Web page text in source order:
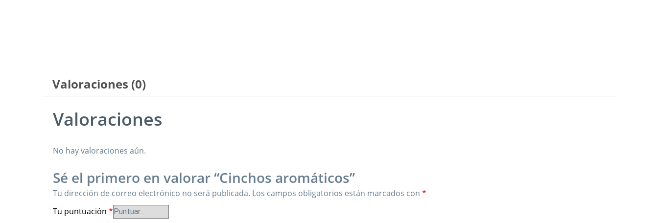
Valoraciones (0)
Valoraciones
No hay valoraciones aún.
Sé el primero en valorar “Cinchos aromáticos”
Tu dirección de correo electrónico no será publicada. Los campos obligatorios están marcados con *
Tu puntuación *